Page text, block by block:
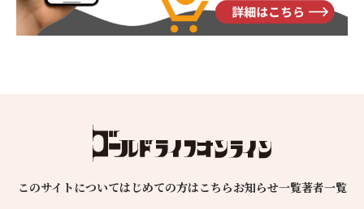
このサイトについてはじめての方はこちらお知らせ一覧著者一覧